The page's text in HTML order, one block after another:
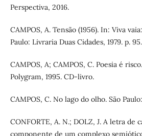
Perspectiva, 2016.
CAMPOS, A. Tensão (1956). In: Viva
Paulo: Livraria Duas Cidades, 1979. p. 95.
CAMPOS, A; CAMPOS, C. Poesia é
Polygram, 1995. CD-livro.
CAMPOS, C. No lago do olho. São
CONFORTE, A. N.; DOLZ, J. A letra de
componente de um complexo